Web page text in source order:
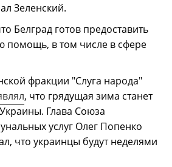
Зеленский.
Белград готов предоставить
помощь, в том числе в сфере
фракции "Слуга народа"
, что грядущая зима станет
Глава Союза
услуг Олег Попенко
что украинцы будут неделями